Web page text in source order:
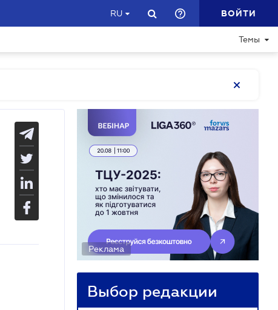
RU ВОЙТИ
Темы
Реклама
Выбор редакции